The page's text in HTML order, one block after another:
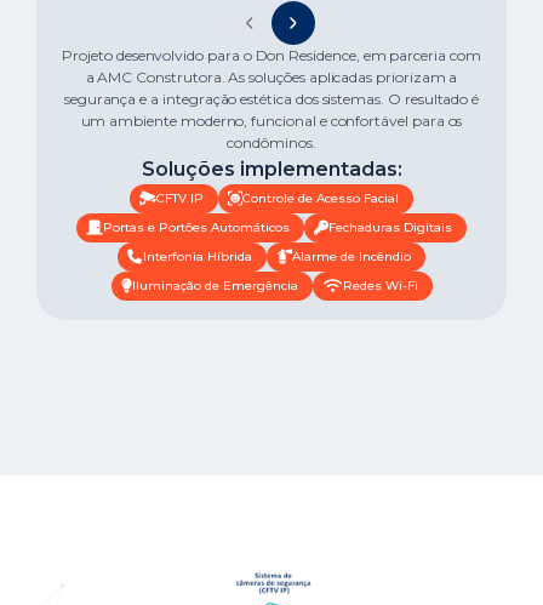
Projeto desenvolvido para o Don Residence, em parceria com
a AMC Construtora. As soluções aplicadas priorizam a
segurança e a integração estética dos sistemas. O resultado é
um ambiente moderno, funcional e confortável para os
condôminos.
Soluções implementadas:
CFTV IP
Controle de Acesso Facial
Portas e Portões Automáticos
Fechaduras Digitais
Interfonia Híbrida
Alarme de Incêndio
Iluminação de Emergência
Redes Wi-Fi